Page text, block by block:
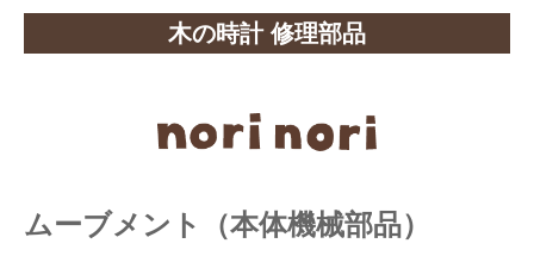
木の時計 修理部品
ムーブメント（本体機械部品）